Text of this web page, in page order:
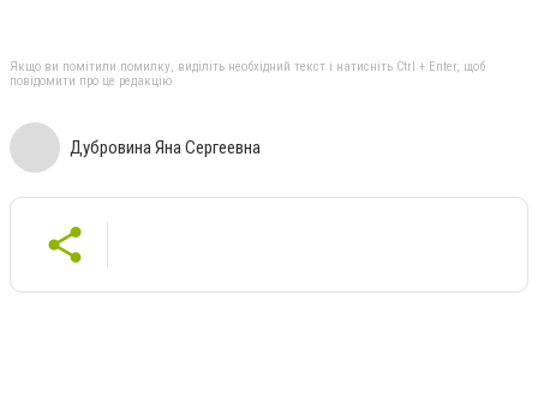
Якщо ви помітили помилку, виділіть необхідний текст і натисніть Ctrl + Enter, щоб
повідомити про це редакцію
Дубровина Яна Сергеевна